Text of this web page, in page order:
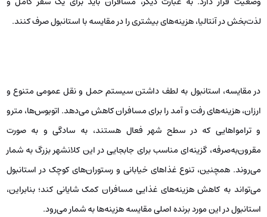
می‌دهد. به طور کلی، در حوزه‌های مرتبط با هزینه‌های اقامت و خوراک،
استانبول به عنوان گزینه‌ای مناسب‌تر برای مسافران شناخته می‌شود.
هزینه‌های بالاتری همراه هستند، چرا که آنتالیا مقصد بسیاری از گردشگران
اروپایی است و قیمت‌ها بر اساس تقاضا تنظیم می‌شوند. در واقع، نه ‌تنها
هزینه‌های تفریحاتی مانند ساماندهی تورهای روزانه و ورزش‌های آبی در این
شهر بالا است، بلکه قیمت‌های مربوط به غذا و رفت‌وآمد نیز تحت تأثیر همین
وضعیت قرار دارد. به عبارت دیگر، مسافران باید برای یک سفر کامل و
لذت‌بخش در آنتالیا، هزینه‌های بیشتری را در مقایسه با استانبول صرف کنند.